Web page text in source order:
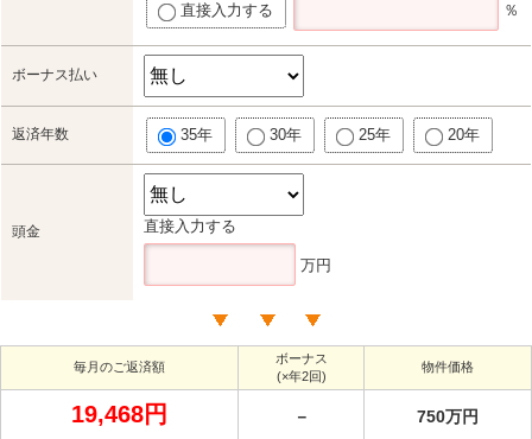
直接入力する ％
ボーナス払い
返済年数 35年 30年 25年 20年
頭金 直接入力する
万円
毎月のご返済額
ボーナス
(×年2回)
物件価格
19,468円 － 750万円